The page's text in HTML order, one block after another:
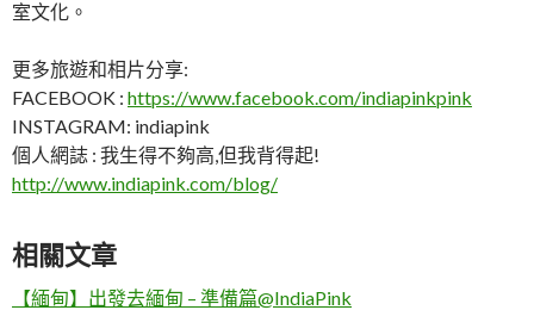
室文化。
更多旅遊和相片分享:
FACEBOOK : https://www.facebook.com/indiapinkpink
INSTAGRAM: indiapink
個人網誌 : 我生得不夠高,但我背得起!
http://www.indiapink.com/blog/
相關文章
【緬甸】出發去緬甸 – 準備篇@IndiaPink